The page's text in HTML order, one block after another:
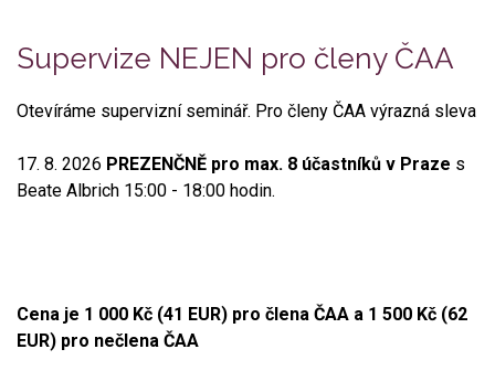
Supervize NEJEN pro členy ČAA
Otevíráme supervizní seminář. Pro členy ČAA výrazná sleva
17. 8. 2026 PREZENČNĚ pro max. 8 účastníků v Praze s
Beate Albrich 15:00 - 18:00 hodin.
Cena je 1 000 Kč (41 EUR) pro člena ČAA a 1 500 Kč (62
EUR) pro nečlena ČAA